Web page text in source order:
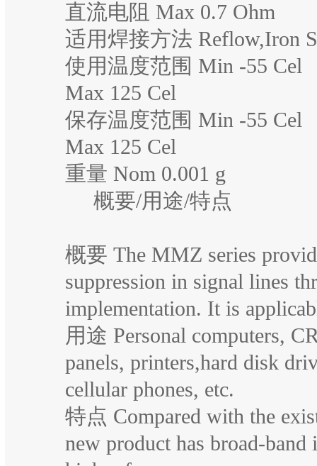
直流电阻 Max 0.7 Ohm
适用焊接方法 Reflow,Iron
使用温度范围 Min -55 Cel
Max 125 Cel
保存温度范围 Min -55 Cel
Max 125 Cel
重量 Nom 0.001 g
概要/用途/特点
概要 The MMZ series
suppression in signal lines
implementation. It is
用途 Personal computers,
panels, printers,hard disk
cellular phones, etc.
特点 Compared with the
new product has broad-band